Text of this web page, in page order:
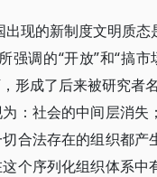
现的新制度文明质
强调的“开放”和“搞
形成了后来被研究者
：社会的中间层消
合法存在的组织都
个序列化组织体系